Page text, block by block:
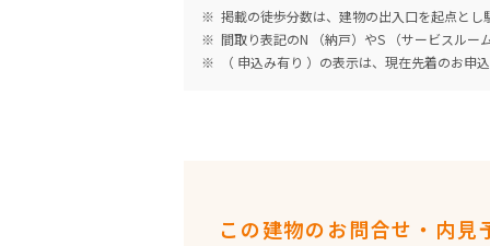
掲載の徒歩分数は、建物の出入口を起点と
間取り表記のN （納戸）やS （サービスル
（ 申込み有り ）の表示は、現在先着のお
この建物のお問合せ・内見